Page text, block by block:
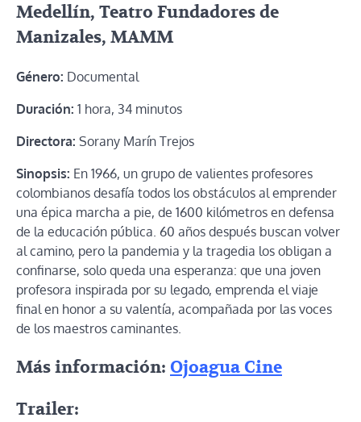
Medellín, Teatro Fundadores de
Manizales, MAMM
Género: Documental
Duración: 1 hora, 34 minutos
Directora: Sorany Marín Trejos
Sinopsis: En 1966, un grupo de valientes profesores
colombianos desafía todos los obstáculos al emprender
una épica marcha a pie, de 1600 kilómetros en defensa
de la educación pública. 60 años después buscan volver
al camino, pero la pandemia y la tragedia los obligan a
confinarse, solo queda una esperanza: que una joven
profesora inspirada por su legado, emprenda el viaje
final en honor a su valentía, acompañada por las voces
de los maestros caminantes.
Más información: Ojoagua Cine
Trailer: